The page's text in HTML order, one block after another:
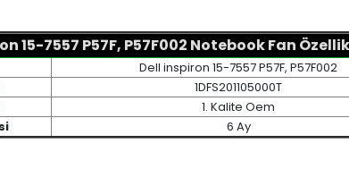
15-7557 P57F, P57F002 Notebook Fan
Dell inspiron 15-7557 P57F, P57F002
1DFS201105000T
1. Kalite Oem
6 Ay